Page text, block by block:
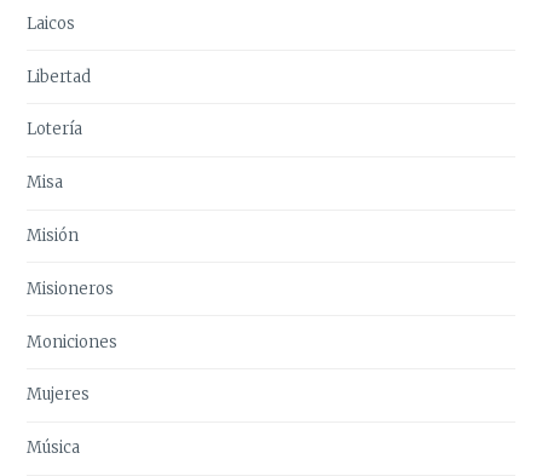
Laicos
Libertad
Lotería
Misa
Misión
Misioneros
Moniciones
Mujeres
Música